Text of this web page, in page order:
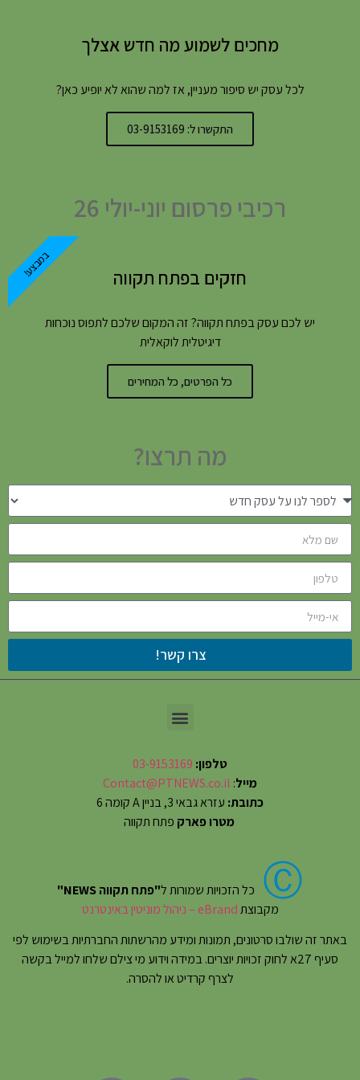
מחכים לשמוע מה חדש אצלך
לכל עסק יש סיפור מעניין, אז למה שהוא לא יופיע כאן?
התקשרו ל: 03-9153169
רכיבי פרסום יוני-יולי 26
חזקים בפתח תקווה
יש לכם עסק בפתח תקווה? זה המקום שלכם לתפוס נוכחות
דיגיטלית לוקאלית
כל הפרטים, כל המחירים
במבצע!
מה תרצו?
צרו קשר!
טלפון: 03-9153169
מייל:
Contact@PTNEWS.co.il
כתובת: עזרא גבאי 3, בניין A קומה 6
מטרו פארק פתח תקווה
Ⓒ כל הזכויות שמורות ל"פתח תקווה NEWS"
מקבוצתeBrand – ניהול מוניטין באינטרנט
באתר זה שולבו סרטונים, תמונות ומידע מהרשתות החברתיות בשימוש לפי
סעיף 27א לחוק זכויות יוצרים. במידה וידוע מי צילם שלחו למייל בקשה
לצרף קרדיט או להסרה.